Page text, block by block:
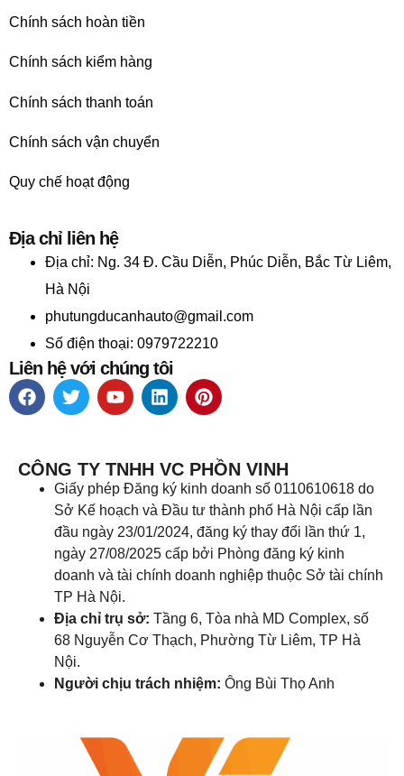
Chính sách hoàn tiền
Chính sách kiểm hàng
Chính sách thanh toán
Chính sách vận chuyển
Quy chế hoạt động
Địa chỉ liên hệ
Địa chỉ: Ng. 34 Đ. Cầu Diễn, Phúc Diễn, Bắc Từ Liêm,
Hà Nội
phutungducanhauto@gmail.com
Số điện thoại: 0979722210
Liên hệ với chúng tôi
CÔNG TY TNHH VC PHỒN VINH
Giấy phép Đăng ký kinh doanh số 0110610618 do
Sở Kế hoạch và Đầu tư thành phố Hà Nội cấp lần
đầu ngày 23/01/2024, đăng ký thay đổi lần thứ 1,
ngày 27/08/2025 cấp bởi Phòng đăng ký kinh
doanh và tài chính doanh nghiệp thuộc Sở tài chính
TP Hà Nội.
Địa chỉ trụ sở: Tầng 6, Tòa nhà MD Complex, số
68 Nguyễn Cơ Thạch, Phường Từ Liêm, TP Hà
Nội.
Người chịu trách nhiệm: Ông Bùi Thọ Anh